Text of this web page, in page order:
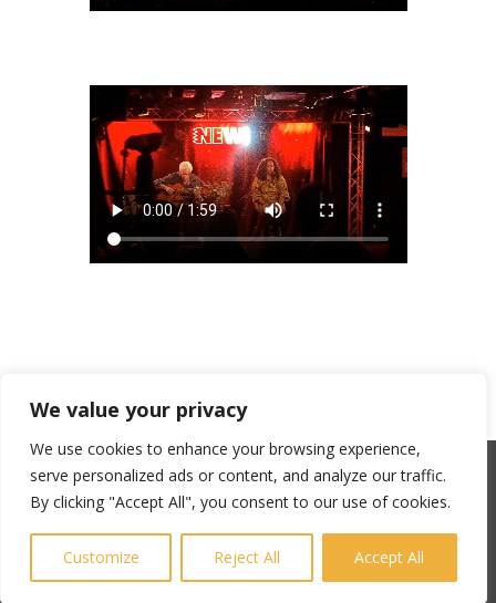
We value your privacy
We use cookies to enhance your browsing experience,
serve personalized ads or content, and analyze our traffic.
By clicking "Accept All", you consent to our use of cookies.
Customize Reject All Accept All
SACEM : 101735096 – ©Copyright Zicline 1998 –
Any reproduction prohibited
CGU